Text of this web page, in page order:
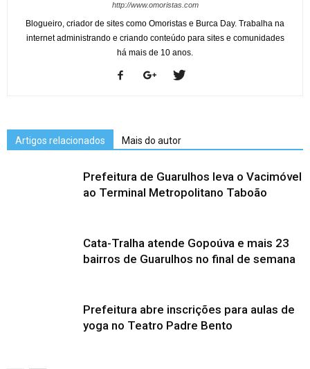
http://www.omoristas.com
Blogueiro, criador de sites como Omoristas e Burca Day. Trabalha na
internet administrando e criando conteúdo para sites e comunidades
há mais de 10 anos.
Artigos relacionados Mais do autor
Prefeitura de Guarulhos leva o Vacimóvel
ao Terminal Metropolitano Taboão
Cata-Tralha atende Gopoúva e mais 23
bairros de Guarulhos no final de semana
Prefeitura abre inscrições para aulas de
yoga no Teatro Padre Bento